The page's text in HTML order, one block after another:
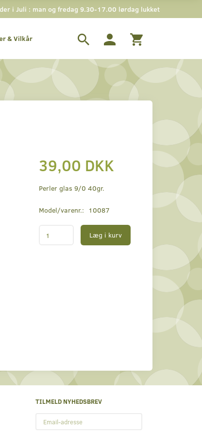
i Juli : man og fredag 9.30-17.00 lørdag lukket
& Vilkår
39,00 DKK
Perler glas 9/0 40gr.
Model/varenr.: 10087
Læg i kurv
TILMELD NYHEDSBREV
adresse